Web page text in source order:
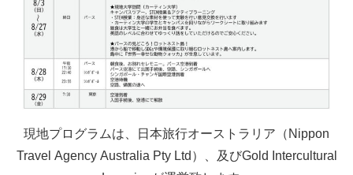
現地プログラムは、日本旅行オーストラリア（Nippon
Travel Agency Australia Pty Ltd）、及びGold Intercultural